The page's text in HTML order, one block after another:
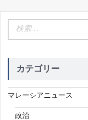
カテゴリー
マレーシアニュース
政治